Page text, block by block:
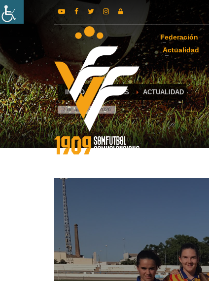
Federación
Actualidad
INICIO NOTICIAS ACTUALIDAD
7 de agosto de 2026